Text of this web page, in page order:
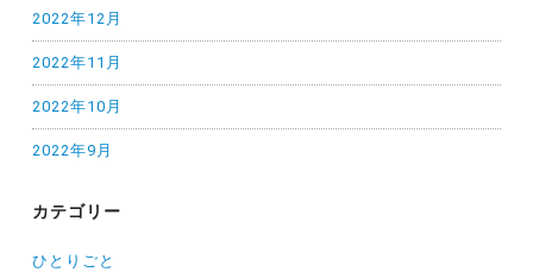
2022年12月
2022年11月
2022年10月
2022年9月
カテゴリー
ひとりごと